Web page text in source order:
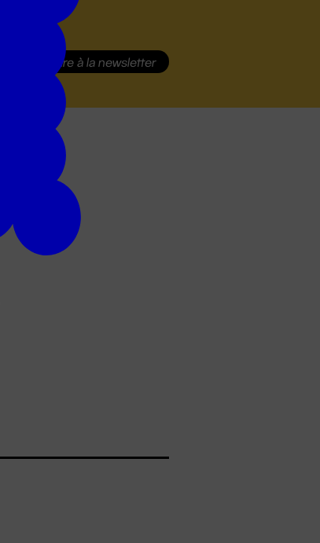
S'inscrire à la newsletter